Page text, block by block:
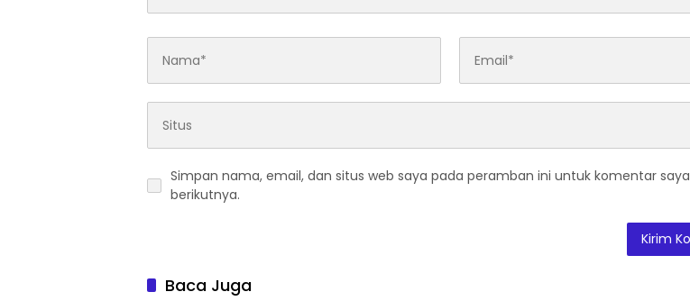
Simpan nama, email, dan situs web saya pada peramban ini untuk komentar saya
berikutnya.
Baca Juga